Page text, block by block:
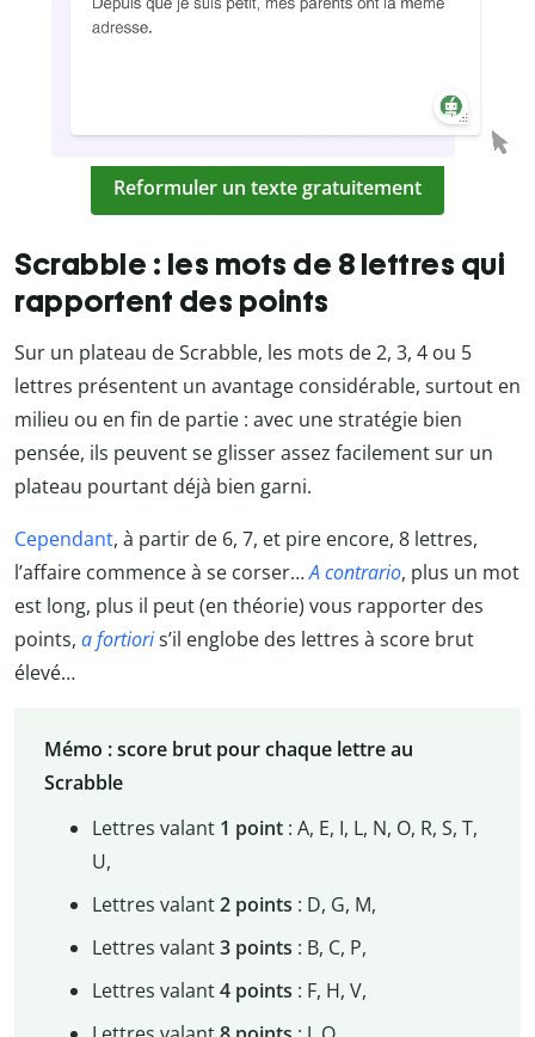
Reformuler un texte gratuitement
Scrabble : les mots de 8 lettres qui
rapportent des points
Sur un plateau de Scrabble, les mots de 2, 3, 4 ou 5
lettres présentent un avantage considérable, surtout en
milieu ou en fin de partie : avec une stratégie bien
pensée, ils peuvent se glisser assez facilement sur un
plateau pourtant déjà bien garni.
Cependant, à partir de 6, 7, et pire encore, 8 lettres,
l’affaire commence à se corser…A contrario, plus un mot
est long, plus il peut (en théorie) vous rapporter des
points, a fortioris’il englobe des lettres à score brut
élevé…
Mémo : score brut pour chaque lettre au
Scrabble
Lettres valant 1 point: A, E, I, L, N, O, R, S, T,
U,
Lettres valant2 points : D, G, M,
Lettres valant3 points : B, C, P,
Lettres valant4 points : F, H, V,